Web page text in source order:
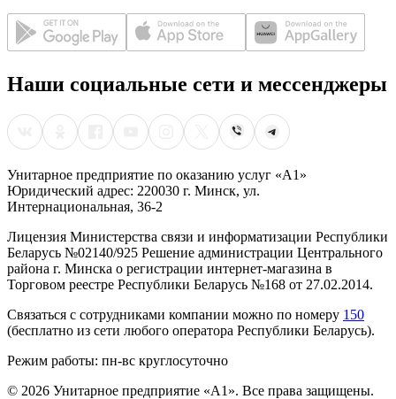
Наши социальные сети и мессенджеры
Унитарное предприятие по оказанию услуг «А1»
Юридический адрес: 220030 г. Минск, ул.
Интернациональная, 36-2
Лицензия Министерства связи и информатизации Республики
Беларусь №02140/925 Решение администрации Центрального
района г. Минска о регистрации интернет-магазина в
Торговом реестре Республики Беларусь №168 от 27.02.2014.
Связаться с сотрудниками компании можно по номеру 150
(бесплатно из сети любого оператора Республики Беларусь).
Режим работы: пн-вс круглосуточно
© 2026 Унитарное предприятие «А1». Все права защищены.